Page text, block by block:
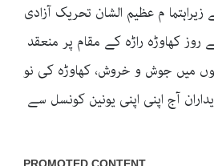
م عظیم الشان تحریک آزادی
بدھ کے روز کھاوڑہ راڑہ کے مقام پر منعقد
میں جوش و خروش، کھاوڑہ کی نو
آج اپنی اپنی یونین کونسل سے